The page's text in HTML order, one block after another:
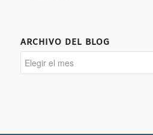
ARCHIVO DEL BLOG